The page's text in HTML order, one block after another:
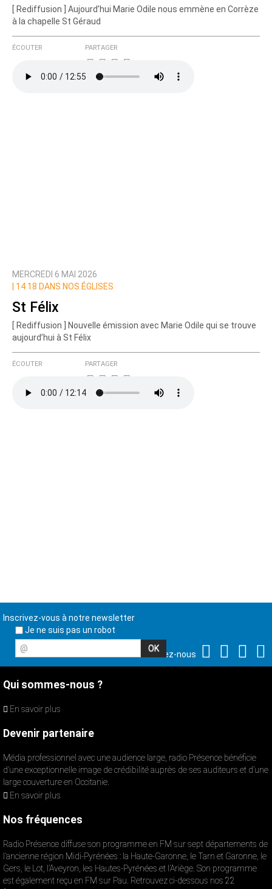
[ Rediffusion ] Aujourd’hui Marie Odile nous emmène en Corrèze
à la chapelle St Géraud
ÉCOUTER PARTAGER
MERCREDI 6 MAI 2026
14 18 DANS NOS ÉGLISES
St Félix
[ Rediffusion ] Nouvelle émission avec Marie Odile qui se trouve
aujourd’hui à St Félix
ÉCOUTER PARTAGER
Inscrivez-vous à notre newsletter
Je ne suis pas un robot
@
Suivez-nous
Qui sommes-nous ?
En savoir plus
Devenir partenaire
Média professionnel avec une audience large, radio Présence bénéficie
d’une exceptionnelle image de crédibilité auprès de ses auditeurs et d’une
large couverture en Occitanie.
En savoir plus
Nos fréquences
Radio Présence diffuse son programme en FM sur sept départements de
l’ancienne région Midi-Pyrénées : la Haute-Garonne, le Tarn et Garonne, le
Gers, le Lot, l’Aveyron, les Hautes-Pyrénées et l’Ariège. Son programme
est également reçu en FM sur Pau. Retrouvez ci-dessous nos 22